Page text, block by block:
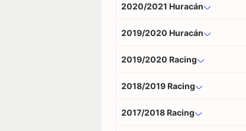
2020/2021 Huracán
2019/2020 Huracán
2019/2020 Racing
2018/2019 Racing
2017/2018 Racing